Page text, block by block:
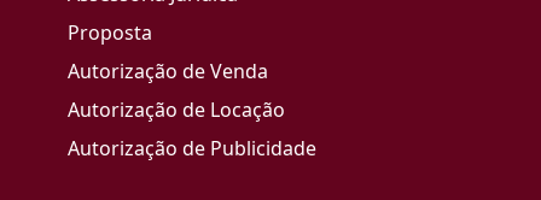
Proposta
Autorização de Venda
Autorização de Locação
Autorização de Publicidade